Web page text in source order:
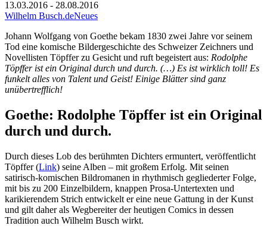
13.03.2016 - 28.08.2016
Wilhelm Busch.deNeues
Johann Wolfgang von Goethe bekam 1830 zwei Jahre vor seinem
Tod eine komische Bildergeschichte des Schweizer Zeichners und
Novellisten Töpffer zu Gesicht und ruft begeistert aus: Rodolphe
Töpffer ist ein Original durch und durch. (…) Es ist wirklich toll! Es
funkelt alles von Talent und Geist! Einige Blätter sind ganz
unübertrefflich!
Goethe: Rodolphe Töpffer ist ein Original
durch und durch.
Durch dieses Lob des berühmten Dichters ermuntert, veröffentlicht
Töpffer (Link) seine Alben – mit großem Erfolg. Mit seinen
satirisch-komischen Bildromanen in rhythmisch gegliederter Folge,
mit bis zu 200 Einzelbildern, knappen Prosa-Untertexten und
karikierendem Strich entwickelt er eine neue Gattung in der Kunst
und gilt daher als Wegbereiter der heutigen Comics in dessen
Tradition auch Wilhelm Busch wirkt.